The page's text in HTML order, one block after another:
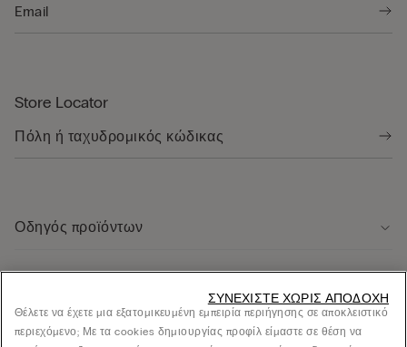
Store Locator
Οδηγός προϊόντων
Νομική περιοχή
Θέλετε να έχετε μια εξατομικευμένη εμπειρία περιήγησης σε αποκλειστικό
περιεχόμενο; Με τα cookies δημιουργίας προφίλ είμαστε σε θέση να
ΣΥΝΕΧΊΣΤΕ ΧΩΡΊΣ ΑΠΟΔΟΧΉ